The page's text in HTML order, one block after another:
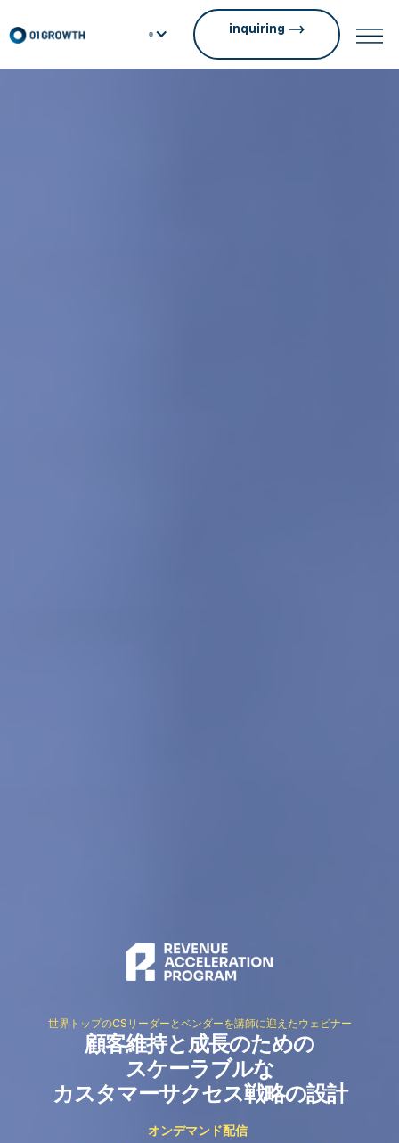
inquiring
世界トップのCSリーダーとベンダーを講師に迎えたウェビナー
顧客維持と成長のための
スケーラブルな
カスタマーサクセス戦略の設計
オンデマンド配信